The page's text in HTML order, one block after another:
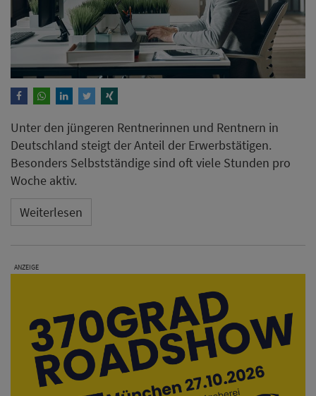
Unter den jüngeren Rentnerinnen und Rentnern in
Deutschland steigt der Anteil der Erwerbstätigen.
Besonders Selbstständige sind oft viele Stunden pro
Woche aktiv.
Weiterlesen
ANZEIGE